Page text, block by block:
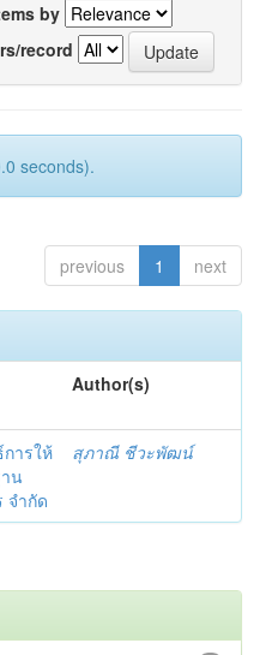
by
record
seconds).
previous 1 next
Author(s)
ารให้
น
จำกัด
สุภาณี ชีวะพัฒน์